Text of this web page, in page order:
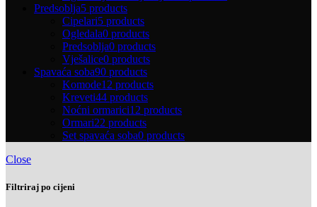
Predsoblja5 products
Cipelari5 products
Ogledala0 products
Predsoblja0 products
Vješalice0 products
Spavaća soba90 products
Komode12 products
Kreveti44 products
Noćni ormarici12 products
Ormari22 products
Set spavaća soba0 products
Close
Filtriraj po cijeni